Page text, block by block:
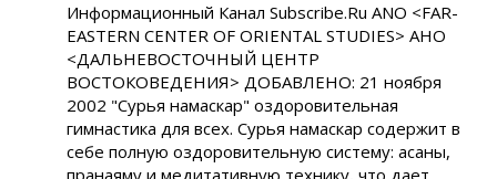
Информационный Канал Subscribe.Ru ANO <FAR-
EASTERN CENTER OF ORIENTAL STUDIES> АНО
<ДАЛЬНЕВОСТОЧНЫЙ ЦЕНТР
ВОСТОКОВЕДЕНИЯ> ДОБАВЛЕНО: 21 ноября
2002 "Сурья намаскар" оздоровительная
гимнастика для всех. Сурья намаскар содержит в
себе полную оздоровительную систему: асаны,
пранаяму и медитативную технику, что дает